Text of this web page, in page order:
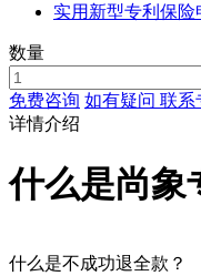
实用新型专利保险
数量
免费咨询 如有疑问 联系
详情介绍
什么是尚象
什么是不成功退全款？